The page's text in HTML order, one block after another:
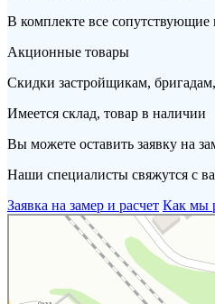
В комплекте все сопутствующие
Акционные товары
Скидки застройщикам,
Имеется склад, товар в наличии
Вы можете оставить заявку на
Наши специалисты свяжутся с
Заявка на замер и расчет Как мы
Кровля и кровельные материалы в
Фасады и фасадные системы в Новороссийске